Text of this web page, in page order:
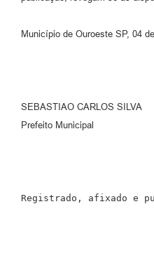
Município de Ouroeste SP, 04
SEBASTIAO CARLOS SILVA
Prefeito Municipal
Registrado, afixado e